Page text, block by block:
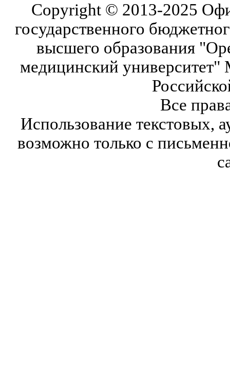
Copyright © 2013-2025
государственного
высшего образования
медицинский университет"
Все
Использование текстовых,
возможно только с